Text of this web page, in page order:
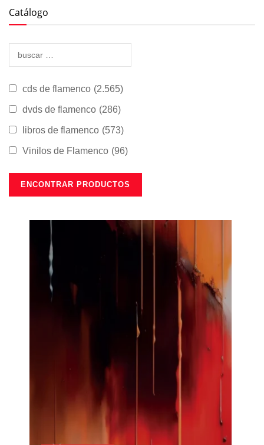
Catálogo
cds de flamenco (2.565)
dvds de flamenco (286)
libros de flamenco (573)
Vinilos de Flamenco (96)